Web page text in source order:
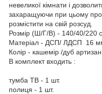
невеликої кімнати і
захаращуючи при цьому
розмістити на свій розсуд.
Розмір (Ш/Г/В) - 140/40/220
Матеріал - ДСП/ ЛДСП 16
Колір - кашемір /дуб
В комплект входить :
тумба ТВ - 1 шт.
полиця - 1 шт.